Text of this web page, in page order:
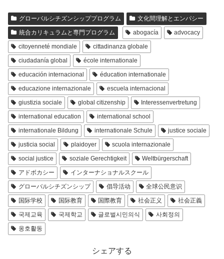
グローバルシチズンシッププログラム
文化間理解とエンパシー
統合カリキュラムと専門プログラム
abogacía
advocacy
citoyenneté mondiale
cittadinanza globale
ciudadanía global
école internationale
educación internacional
éducation internationale
educazione internazionale
escuela internacional
giustizia sociale
global citizenship
Interessenvertretung
international education
international school
internationale Bildung
internationale Schule
justice sociale
justicia social
plaidoyer
scuola internazionale
social justice
soziale Gerechtigkeit
Weltbürgerschaft
アドボカシー
インターナショナルスクール
グローバルシチズンシップ
倡导活动
全球公民意识
国际学校
国际教育 国際教育 社会正义
社会正義
국제교육
국제학교 글로벌시민의식
사회정의
옹호활동
シェアする